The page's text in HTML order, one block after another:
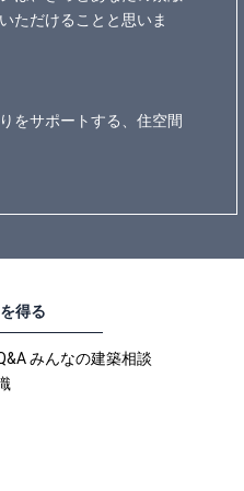
ただけることと思いま
をサポートする、住空間
得る
みんなの建築相談